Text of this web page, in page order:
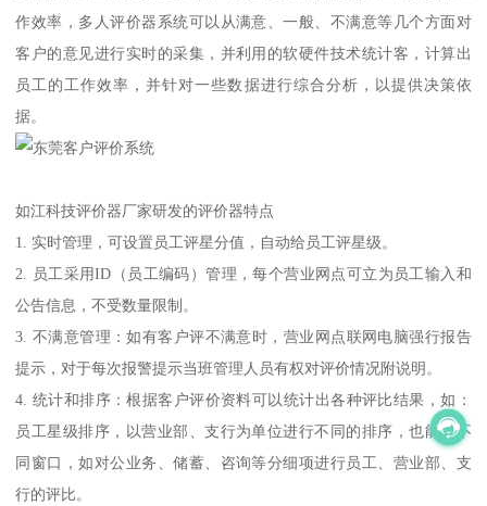
作效率，多人评价器系统可以从满意、一般、不满意等几个方面对
客户的意见进行实时的采集，并利用的软硬件技术统计客，计算出
员工的工作效率，并针对一些数据进行综合分析，以提供决策依
据。
如江科技评价器厂家研发的评价器特点
1. 实时管理，可设置员工评星分值，自动给员工评星级。
2. 员工采用ID（员工编码）管理，每个营业网点可立为员工输入和
公告信息，不受数量限制。
3. 不满意管理：如有客户评不满意时，营业网点联网电脑强行报告
提示，对于每次报警提示当班管理人员有权对评价情况附说明。
4. 统计和排序：根据客户评价资料可以统计出各种评比结果，如：
员工星级排序，以营业部、支行为单位进行不同的排序，也能以不
同窗口，如对公业务、储蓄、咨询等分细项进行员工、营业部、支
行的评比。